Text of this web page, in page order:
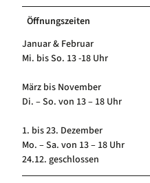
D
S
C
0
3
5
0
0
4
Öffnungszeiten
Januar & Februar
Mi. bis So. 13 -18 Uhr
März bis November
Di. – So. von 13 – 18 Uhr
1. bis 23. Dezember
Mo. – Sa. von 13 – 18 Uhr
24.12. geschlossen